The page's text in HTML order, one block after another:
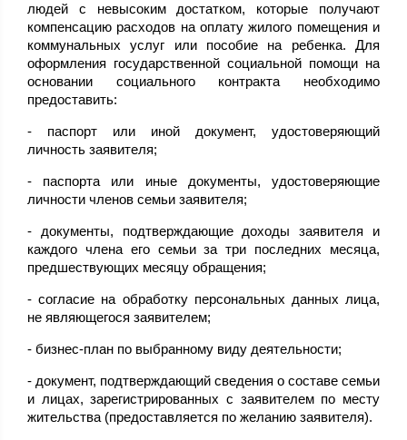
людей с невысоким достатком, которые получают
компенсацию расходов на оплату жилого помещения и
коммунальных услуг или пособие на ребенка. Для
оформления государственной социальной помощи на
основании социального контракта необходимо
предоставить:
- паспорт или иной документ, удостоверяющий
личность заявителя;
- паспорта или иные документы, удостоверяющие
личности членов семьи заявителя;
- документы, подтверждающие доходы заявителя и
каждого члена его семьи за три последних месяца,
предшествующих месяцу обращения;
- согласие на обработку персональных данных лица,
не являющегося заявителем;
- бизнес-план по выбранному виду деятельности;
- документ, подтверждающий сведения о составе семьи
и лицах, зарегистрированных с заявителем по месту
жительства (предоставляется по желанию заявителя).